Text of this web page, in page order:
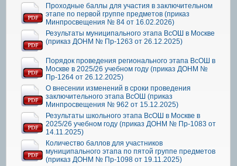
Проходные баллы для участия в заключительном
этапе по первой группе предметов (приказ
Минпросвещения № 84 от 16.02.2026)
Результаты муниципального этапа ВсОШ в Москве
(приказ ДОНМ № Пр-1263 от 26.12.2025)
Порядок проведения регионального этапа ВсОШ в
Москве в 2025/26 учебном году (приказ ДОНМ №
Пр-1264 от 26.12.2025)
О внесении изменений в сроки проведения
заключительного этапа ВсОШ (приказ
Минпросвещения № 962 от 15.12.2025)
Результаты школьного этапа ВсОШ в Москве в
2025/26 учебном году (приказ ДОНМ № Пр-1083 от
14.11.2025)
Количество баллов для участников
муниципального этапа по пятой группе предметов
(приказ ДОНМ № Пр-1098 от 19.11.2025)